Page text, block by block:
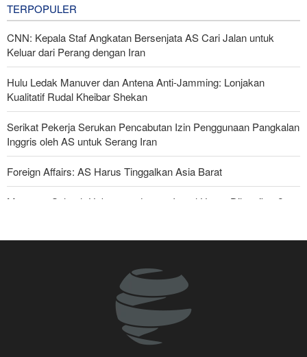
TERPOPULER
CNN: Kepala Staf Angkatan Bersenjata AS Cari Jalan untuk
Keluar dari Perang dengan Iran
Hulu Ledak Manuver dan Antena Anti-Jamming: Lonjakan
Kualitatif Rudal Kheibar Shekan
Serikat Pekerja Serukan Pencabutan Izin Penggunaan Pangkalan
Inggris oleh AS untuk Serang Iran
Foreign Affairs: AS Harus Tinggalkan Asia Barat
Mengapa Seluruh Hubungan dengan Israel Harus Dihentikan?
Joe Kent: Komunitas Intelijen AS Tahu Iran Tidak Buat Nuklir, Tapi
Suara Mereka Dibungkam
Anggota Senior Ansarullah: Pernyataan DK PBB Tidak Layak